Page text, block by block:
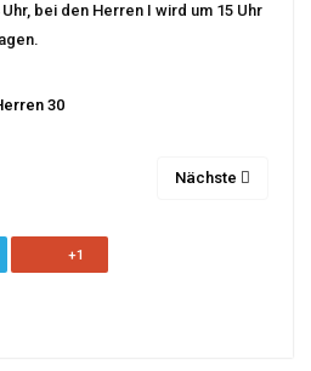
bei den Herren I wird um 15 Uhr
30
Nächste
+1